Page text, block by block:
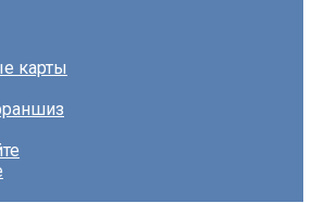
карты